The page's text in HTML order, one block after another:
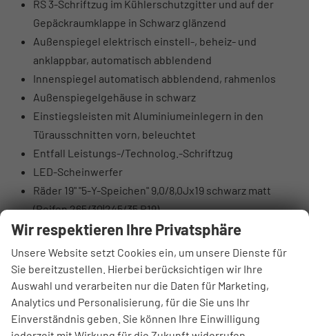
RS 3-Schriftzug im Kühlerschutzgitter und auf der
Gepäckraumklappe in Schwarz glänzend
Außenspiegel elektrisch einstell-, beheiz- und
anklappbar, automatisch abblendend
Innenspiegel automatisch abblendend, rahmenlos
Außenspiegelgehäuse in schwarz
Einstiegsleisten mit Aluminiumeinlegern in den
Türausschnitten vorn, beleuchtet
Entfall Leistungs-/Technolog.-Schriftzug
LED-Scheinwerfer
Räder 19" "5-Y-Speichen" 9,0/8,0Jx19 schwarz matt
(Reifen 265/30|245/35 R19)
Einstiegs-LED mit RS-Projektion vorn
Frontscheibe in Akustikverglasung
LED-Heckleuchten mit dynamischem Blinklicht
Scheinwerfer-Reinigungsanlage
Steinschlagschutz-Unterboden
Wir respektieren Ihre Privatsphäre
Unsere Website setzt Cookies ein, um unsere Dienste für
Sie bereitzustellen. Hierbei berücksichtigen wir Ihre
Auswahl und verarbeiten nur die Daten für Marketing,
Analytics und Personalisierung, für die Sie uns Ihr
Einverständnis geben. Sie können Ihre Einwilligung